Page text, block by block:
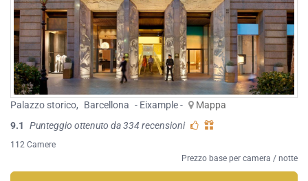
Palazzo storico, Barcellona - Eixample -
Mappa
9.1
Punteggio ottenuto da 334 recensioni
112 Camere
Prezzo base per camera / notte